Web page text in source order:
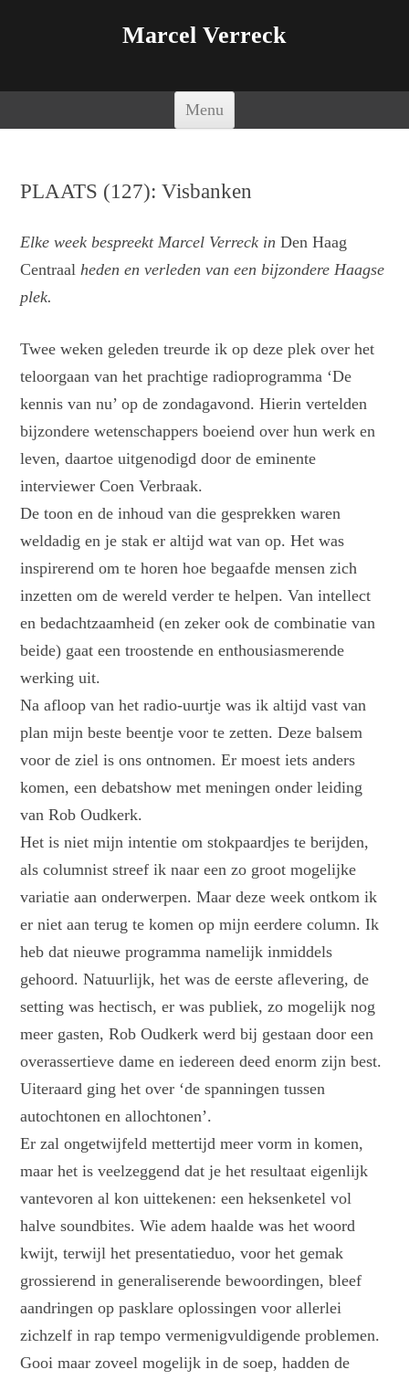
Marcel Verreck
Menu
PLAATS (127): Visbanken
Elke week bespreekt Marcel Verreck in Den Haag
Centraal heden en verleden van een bijzondere Haagse
plek.
Twee weken geleden treurde ik op deze plek over het
teloorgaan van het prachtige radioprogramma ‘De
kennis van nu’ op de zondagavond. Hierin vertelden
bijzondere wetenschappers boeiend over hun werk en
leven, daartoe uitgenodigd door de eminente
interviewer Coen Verbraak.
De toon en de inhoud van die gesprekken waren
weldadig en je stak er altijd wat van op. Het was
inspirerend om te horen hoe begaafde mensen zich
inzetten om de wereld verder te helpen. Van intellect
en bedachtzaamheid (en zeker ook de combinatie van
beide) gaat een troostende en enthousiasmerende
werking uit.
Na afloop van het radio-uurtje was ik altijd vast van
plan mijn beste beentje voor te zetten. Deze balsem
voor de ziel is ons ontnomen. Er moest iets anders
komen, een debatshow met meningen onder leiding
van Rob Oudkerk.
Het is niet mijn intentie om stokpaardjes te berijden,
als columnist streef ik naar een zo groot mogelijke
variatie aan onderwerpen. Maar deze week ontkom ik
er niet aan terug te komen op mijn eerdere column. Ik
heb dat nieuwe programma namelijk inmiddels
gehoord. Natuurlijk, het was de eerste aflevering, de
setting was hectisch, er was publiek, zo mogelijk nog
meer gasten, Rob Oudkerk werd bij gestaan door een
overassertieve dame en iedereen deed enorm zijn best.
Uiteraard ging het over ‘de spanningen tussen
autochtonen en allochtonen’.
Er zal ongetwijfeld mettertijd meer vorm in komen,
maar het is veelzeggend dat je het resultaat eigenlijk
vantevoren al kon uittekenen: een heksenketel vol
halve soundbites. Wie adem haalde was het woord
kwijt, terwijl het presentatieduo, voor het gemak
grossierend in generaliserende bewoordingen, bleef
aandringen op pasklare oplossingen voor allerlei
zichzelf in rap tempo vermenigvuldigende problemen.
Gooi maar zoveel mogelijk in de soep, hadden de